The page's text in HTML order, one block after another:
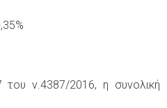
ν.4387/2016, η συνολική